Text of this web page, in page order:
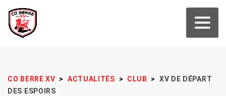
CO BERRE XV > ACTUALITÉS > CLUB >
XV DE DÉPART
DES ESPOIRS